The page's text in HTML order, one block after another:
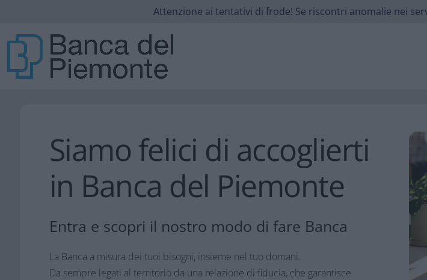
Attenzione ai tentativi di frode! Se riscontri anomalie nei
Siamo felici di accoglierti
in Banca del Piemonte
Entra e scopri il nostro modo di fare Banca
La Banca a misura dei tuoi bisogni, insieme nel tuo domani.
Da sempre legati al territorio da una relazione di fiducia, che garantisce